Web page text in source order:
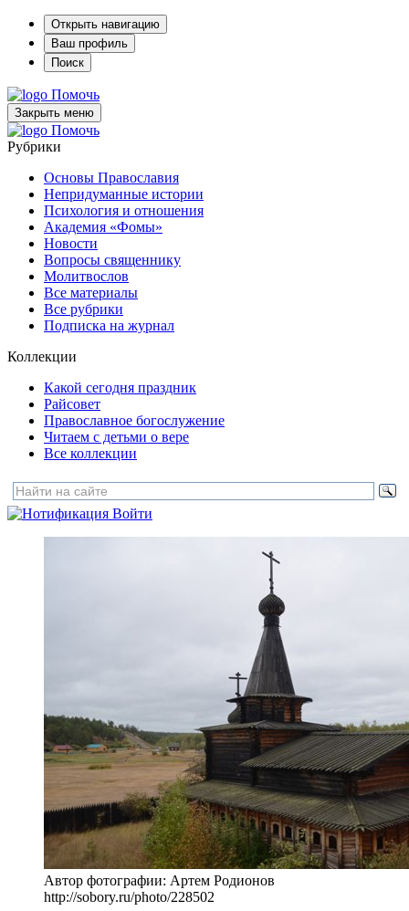
Открыть навигацию
Ваш профиль
Поиск
Помочь
Закрыть меню
Помочь
Рубрики
Основы Православия
Непридуманные истории
Психология и отношения
Академия «Фомы»
Новости
Вопросы священнику
Молитвослов
Все материалы
Все рубрики
Подписка на журнал
Коллекции
Какой сегодня праздник
Райсовет
Православное богослужение
Читаем с детьми о вере
Все коллекции
Войти
Автор фотографии: Артем Родионов
http://sobory.ru/photo/228502